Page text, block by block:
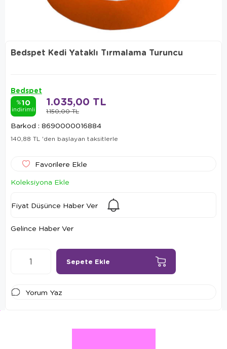
Bedspet Kedi Yataklı Tırmalama Turuncu
Bedspet
%10
indirimli 1.150,00 TL
1.035,00 TL
Barkod : 8690000016884
140,88 TL 'den başlayan taksitlerle
Favorilere Ekle
Koleksiyona Ekle
Fiyat Düşünce Haber Ver
Gelince Haber Ver
Yorum Yaz